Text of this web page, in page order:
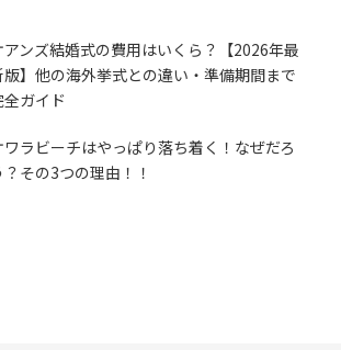
アンズ結婚式の費用はいくら？【2026年最
版】他の海外挙式との違い・準備期間まで
全ガイド
ワラビーチはやっぱり落ち着く！なぜだろ
？その3つの理由！！